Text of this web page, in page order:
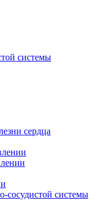
системы
сердца
сосудистой системы